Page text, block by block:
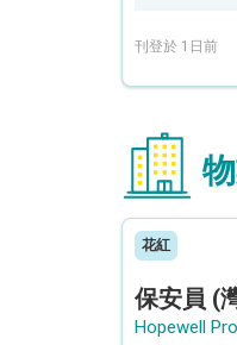
刊登於 1日前
花紅
保安員 (